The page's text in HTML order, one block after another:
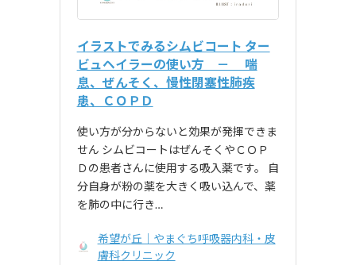
イラストでみるシムビコート ター
ビュヘイラーの使い方 － 喘
息、ぜんそく、慢性閉塞性肺疾
患、ＣＯＰＤ
使い方が分からないと効果が発揮できま
せん シムビコートはぜんそくやＣＯＰ
Ｄの患者さんに使用する吸入薬です。 自
分自身が粉の薬を大きく吸い込んで、薬
を肺の中に行き…
希望が丘｜やまぐち呼吸器内科・皮
膚科クリニック